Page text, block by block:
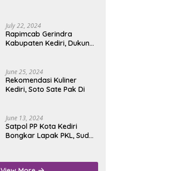
July 22, 2024
Rapimcab Gerindra
Kabupaten Kediri, Dukung
June 25, 2024
Rekomendasi Kuliner
Kediri, Soto Sate Pak Di
June 13, 2024
Satpol PP Kota Kediri
Bongkar Lapak PKL, Sudah